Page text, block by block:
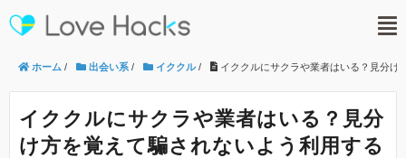
ホーム / 出会い系 / イククル/ イククルにサクラや業者はいる？見分け
イククルにサクラや業者はいる？見分
け方を覚えて騙されないよう利用する